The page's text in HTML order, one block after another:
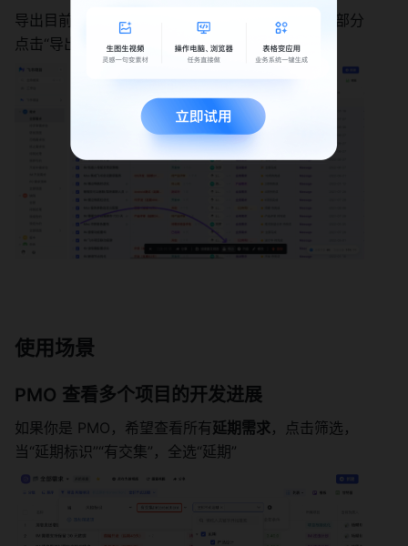
导出目前只支持管理员导出，勾选需求后，在弹出部分
点击“导出”。导出后可以根据实际需要做更多分析。
使用场景
PMO 查看多个项目的开发进展
如果你是 PMO，希望查看所有延期需求，点击筛选，
当“延期标识”“有交集”，全选“延期”